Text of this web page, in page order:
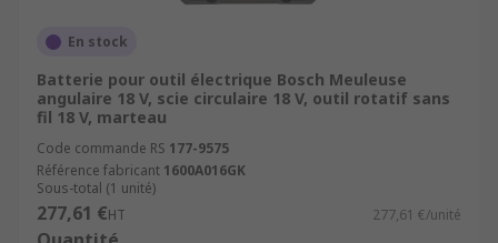
En stock
Batterie pour outil électrique Bosch Meuleuse
angulaire 18 V, scie circulaire 18 V, outil rotatif sans
fil 18 V, marteau
Code commande RS 177-9575
Référence fabricant 1600A016GK
Sous-total (1 unité)
277,61 €HT 277,61 €/unité